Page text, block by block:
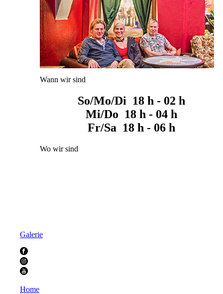
Wann wir sind
So/Mo/Di 18 h - 02 h
Mi/Do 18 h - 04 h
Fr/Sa 18 h - 06 h
Wo wir sind
Galerie
Home